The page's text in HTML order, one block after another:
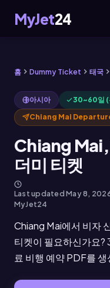
MyJet24
홈 Dummy Ticket 태국
아시아
30~60일 (
Chiang Mai
Chiang Mai,
더미 티켓
Last updatedMay 8,
MyJet24
Chiang Mai에서 비자
티켓이 필요하신가요?
료 비행 예약 PDF를